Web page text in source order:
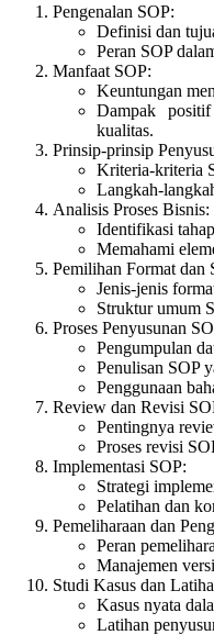
Pengenalan SOP:
Definisi dan
Peran SOP
Manfaat SOP:
Keuntungan
Dampak
kualitas.
Prinsip-prinsip
Kriteria-kriteria
Langkah-
Analisis Proses Bisnis:
Identifikasi
Memahami
Pemilihan Format dan
Jenis-jenis
Struktur umum
Proses Penyusunan
Pengumpulan
Penulisan SOP
Penggunaan
Review dan Revisi
Pentingnya
Proses revisi
Implementasi SOP:
Strategi
Pelatihan dan
Pemeliharaan dan
Peran
Manajemen
Studi Kasus dan
Kasus nyata
Latihan